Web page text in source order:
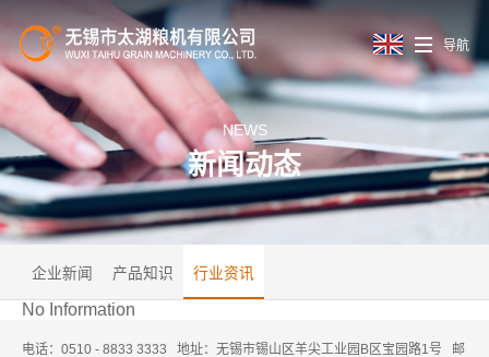
导航
NEWS
新闻动态
企业新闻 产品知识 行业资讯
No Information
电话：0510 - 8833 3333 地址：无锡市锡山区羊尖工业园B区宝园路1号
邮